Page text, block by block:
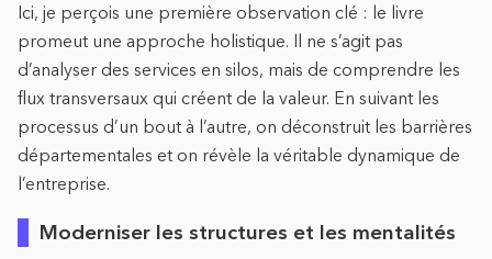
Ici, je perçois une première observation clé : le livre
promeut une approche holistique. Il ne s’agit pas
d’analyser des services en silos, mais de comprendre les
flux transversaux qui créent de la valeur. En suivant les
processus d’un bout à l’autre, on déconstruit les barrières
départementales et on révèle la véritable dynamique de
l’entreprise.
Moderniser les structures et les mentalités